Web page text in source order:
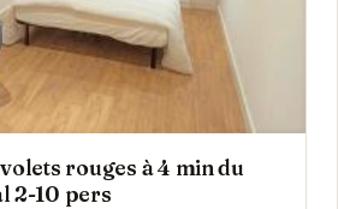
rouges à 4 min du
2-10 pers